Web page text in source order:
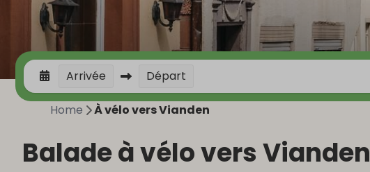
Arrivée Départ
Home À vélo vers Vianden
Balade à vélo vers Vianden